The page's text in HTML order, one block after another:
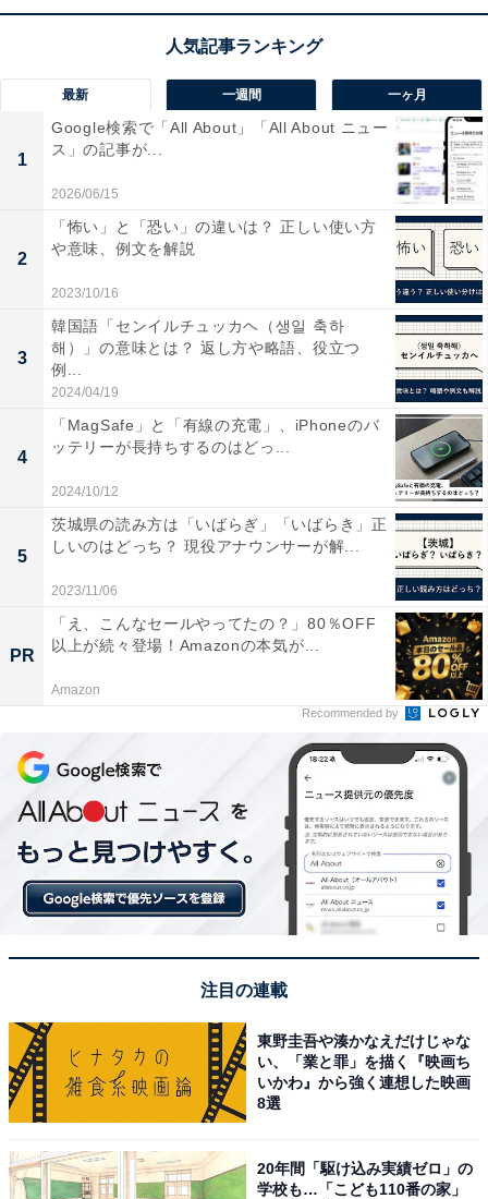
で、効率よく利益を生み出すことにつながります。
・ターゲティング広告とは
ターゲティング広告というのは、Web上でユーザーの嗜
好（しこう）や関心に合わせて配信される広告です。ユ
ーザーのインターネット上の行動履歴のデータを分析し
関心の高そうな広告を表示したり、ユーザーが利用した
サイトの属性に合わせて関連した広告を掲載したりする
もので、ユーザーからすれば、自分の興味のある情報を
入手しやすく、逆に興味のない情報を目にする機会を減
らすことができます。また、企業にとっては通常の広告
の手法に比べて、関心の高い層に的を絞ってアプローチ
をすることができます。
ターゲティングの関連語と意味の違い
マーケティングにおいて「ターゲティング」と混同しや
すい言葉に「ペルソナ」があります。ここでは、この2
つの意味の違いや、ターゲティングと関連の深い「セグ
メンテーション」と「ポジショニング」についても解説
・ペルソナとターゲティングの違い
「ペルソナ」は、もともとは心理学の分野で「人の外面
的な人格」を表す言葉ですが、マーケティングにおいて
は、「想定される顧客の人物像」を意味します。自社の
商品やサービスを利用する想定の顧客という点ではター
ゲットと共通しますが、ターゲットが顧客を集団として
最新 一週間 一ヶ月
1
Google検索で「All About」「All About ニュー
ス」の記事が...
2026/06/15
2
「怖い」と「恐い」の違いは？ 正しい使い方
や意味、例文を解説
2023/10/16
3
韓国語「センイルチュッカヘ（생일 축하
해）」の意味とは？ 返し方や略語、役立つ
例...
2024/04/19
4
「MagSafe」と「有線の充電」、iPhoneのバ
ッテリーが長持ちするのはどっ...
2024/10/12
5
茨城県の読み方は「いばらぎ」「いばらき」正
しいのはどっち？ 現役アナウンサーが解...
2023/11/06
PR
「え、こんなセールやってたの？」80％OFF
以上が続々登場！Amazonの本気が...
Amazon
Recommended by
注目の連載
東野圭吾や湊かなえだけじゃな
い、「業と罪」を描く『映画ち
いかわ』から強く連想した映画
8選
20年間「駆け込み実績ゼロ」の
学校も…「こども110番の家」